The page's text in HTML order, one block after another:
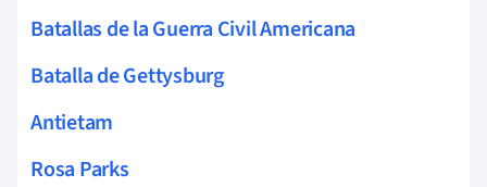
Batallas de la Guerra Civil Americana
Batalla de Gettysburg
Antietam
Rosa Parks